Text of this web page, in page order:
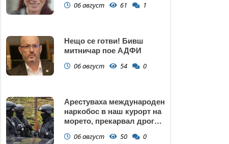
06 август 61 1
Нещо се готви! Бивш
митничар пое АДФИ
06 август 54 0
Арестуваха международен
наркобос в наш курорт на
морето, прекарвал дрога
06 август 50 0